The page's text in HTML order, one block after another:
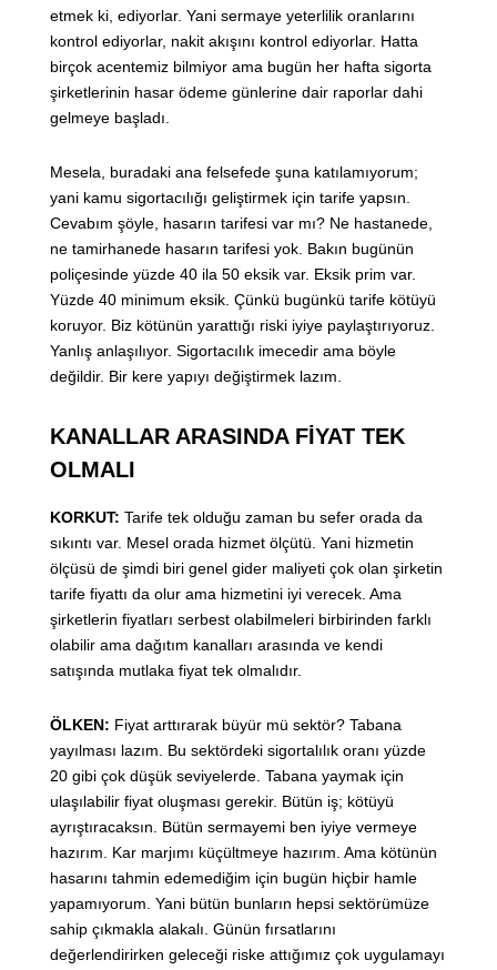
etmek ki, ediyorlar. Yani sermaye yeterlilik oranlarını
kontrol ediyorlar, nakit akışını kontrol ediyorlar. Hatta
birçok acentemiz bilmiyor ama bugün her hafta sigorta
şirketlerinin hasar ödeme günlerine dair raporlar dahi
gelmeye başladı.
Mesela, buradaki ana felsefede şuna katılamıyorum;
yani kamu sigortacılığı geliştirmek için tarife yapsın.
Cevabım şöyle, hasarın tarifesi var mı? Ne hastanede,
ne tamirhanede hasarın tarifesi yok. Bakın bugünün
poliçesinde yüzde 40 ila 50 eksik var. Eksik prim var.
Yüzde 40 minimum eksik. Çünkü bugünkü tarife kötüyü
koruyor. Biz kötünün yarattığı riski iyiye paylaştırıyoruz.
Yanlış anlaşılıyor. Sigortacılık imecedir ama böyle
değildir. Bir kere yapıyı değiştirmek lazım.
KANALLAR ARASINDA FİYAT TEK
OLMALI
KORKUT: Tarife tek olduğu zaman bu sefer orada da
sıkıntı var. Mesel orada hizmet ölçütü. Yani hizmetin
ölçüsü de şimdi biri genel gider maliyeti çok olan şirketin
tarife fiyattı da olur ama hizmetini iyi verecek. Ama
şirketlerin fiyatları serbest olabilmeleri birbirinden farklı
olabilir ama dağıtım kanalları arasında ve kendi
satışında mutlaka fiyat tek olmalıdır.
ÖLKEN: Fiyat arttırarak büyür mü sektör? Tabana
yayılması lazım. Bu sektördeki sigortalılık oranı yüzde
20 gibi çok düşük seviyelerde. Tabana yaymak için
ulaşılabilir fiyat oluşması gerekir. Bütün iş; kötüyü
ayrıştıracaksın. Bütün sermayemi ben iyiye vermeye
hazırım. Kar marjımı küçültmeye hazırım. Ama kötünün
hasarını tahmin edemediğim için bugün hiçbir hamle
yapamıyorum. Yani bütün bunların hepsi sektörümüze
sahip çıkmakla alakalı. Günün fırsatlarını
değerlendirirken geleceği riske attığımız çok uygulamayı